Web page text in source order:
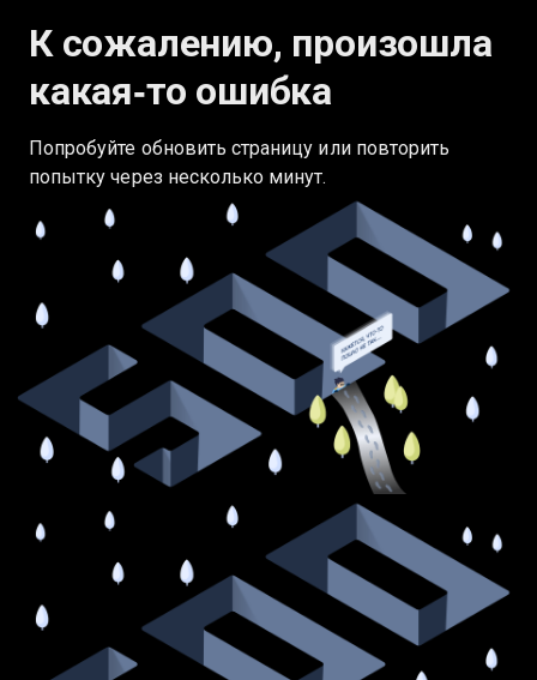
К сожалению, произошла
какая‑то ошибка
Попробуйте обновить страницу или повторить
попытку через несколько минут.